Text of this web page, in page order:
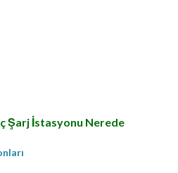
Şarj İstasyonu Nerede